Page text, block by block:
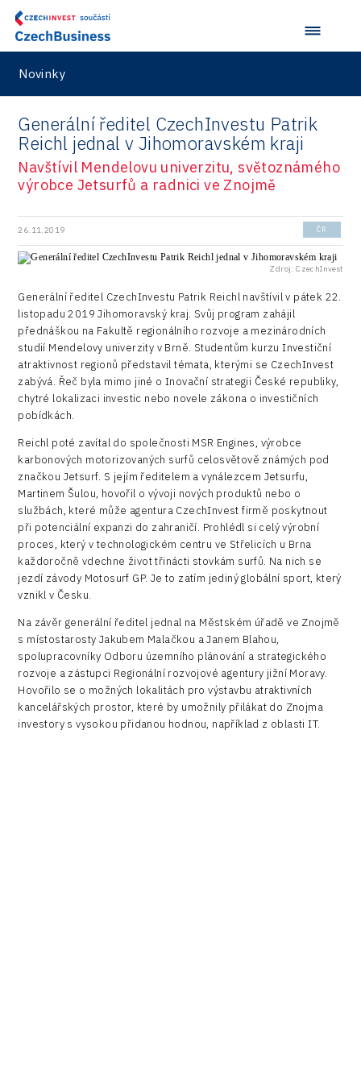
Data services
Infrastructure
R&D
Security
Novinky
Generální ředitel CzechInvestu Patrik
Reichl jednal v Jihomoravském kraji
Navštívil Mendelovu univerzitu, světoznámého
výrobce Jetsurfů a radnici ve Znojmě
26.11.2019 ČR
Zdroj: CzechInvest
Generální ředitel CzechInvestu Patrik Reichl navštívil v pátek 22.
listopadu 2019 Jihomoravský kraj. Svůj program zahájil
přednáškou na Fakultě regionálního rozvoje a mezinárodních
studií Mendelovy univerzity v Brně. Studentům kurzu Investiční
atraktivnost regionů představil témata, kterými se CzechInvest
zabývá. Řeč byla mimo jiné o Inovační strategii České republiky,
chytré lokalizaci investic nebo novele zákona o investičních
pobídkách.
Reichl poté zavítal do společnosti MSR Engines, výrobce
karbonových motorizovaných surfů celosvětově známých pod
značkou Jetsurf. S jejím ředitelem a vynálezcem Jetsurfu,
Martinem Šulou, hovořil o vývoji nových produktů nebo o
službách, které může agentura CzechInvest firmě poskytnout
při potenciální expanzi do zahraničí. Prohlédl si celý výrobní
proces, který v technologickém centru ve Střelicích u Brna
každoročně vdechne život třinácti stovkám surfů. Na nich se
jezdí závody Motosurf GP. Je to zatím jediný globální sport, který
vznikl v Česku.
Na závěr generální ředitel jednal na Městském úřadě ve Znojmě
s místostarosty Jakubem Malačkou a Janem Blahou,
spolupracovníky Odboru územního plánování a strategického
rozvoje a zástupci Regionální rozvojové agentury jižní Moravy.
Hovořilo se o možných lokalitách pro výstavbu atraktivních
kancelářských prostor, které by umožnily přilákat do Znojma
investory s vysokou přidanou hodnou, například z oblasti IT.